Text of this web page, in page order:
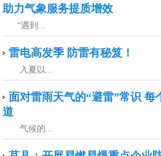
助力气象服务提质增效
“遇到...
雷电高发季 防雷有秘笈！
入夏以...
面对雷雨天气的“避雷”常识 每
道
气候的...